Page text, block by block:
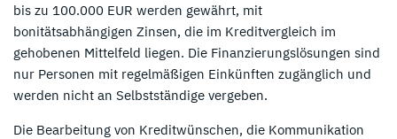
bis zu 100.000 EUR werden gewährt, mit
bonitätsabhängigen Zinsen, die im Kreditvergleich im
gehobenen Mittelfeld liegen. Die Finanzierungslösungen sind
nur Personen mit regelmäßigen Einkünften zugänglich und
werden nicht an Selbstständige vergeben.
Die Bearbeitung von Kreditwünschen, die Kommunikation